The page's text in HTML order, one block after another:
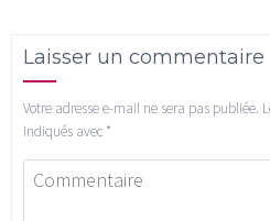
Laisser un commentaire
Votre adresse e-mail ne sera pas publiée.
indiqués avec *